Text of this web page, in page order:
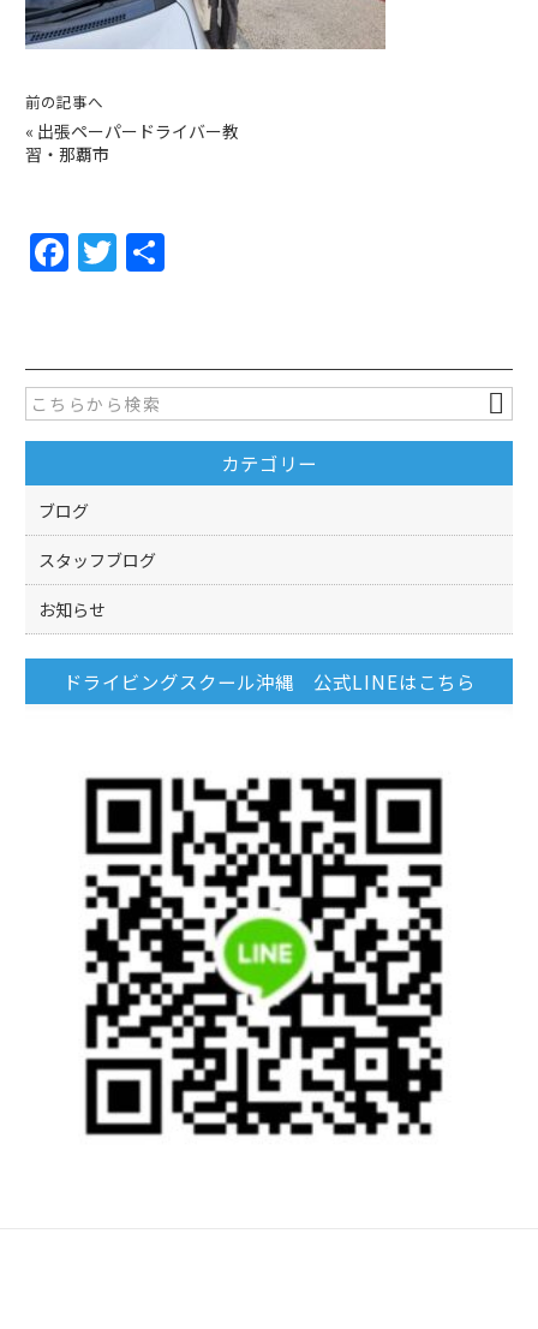
前の記事へ
« 出張ペーパードライバー教
習・那覇市
F
e
b
o
o
k
T
er
カテゴリー
ブログ
スタッフブログ
お知らせ
ドライビングスクール沖縄 公式LINEはこちら